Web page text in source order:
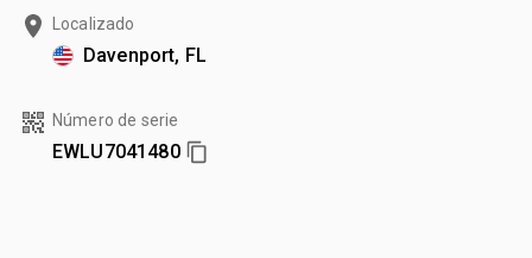
Localizado
Davenport, FL
Número de serie
EWLU7041480